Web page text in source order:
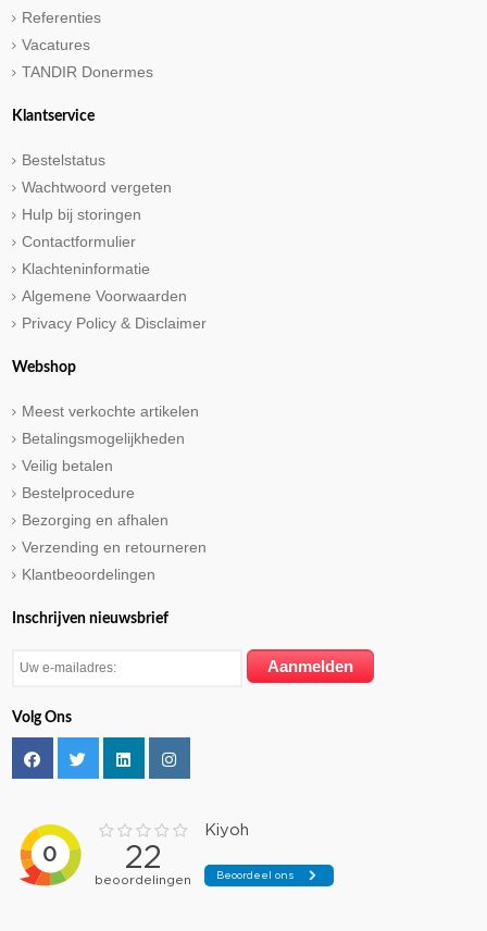
Referenties
Vacatures
TANDIR Donermes
Klantservice
Bestelstatus
Wachtwoord vergeten
Hulp bij storingen
Contactformulier
Klachteninformatie
Algemene Voorwaarden
Privacy Policy & Disclaimer
Webshop
Meest verkochte artikelen
Betalingsmogelijkheden
Veilig betalen
Bestelprocedure
Bezorging en afhalen
Verzending en retourneren
Klantbeoordelingen
Inschrijven nieuwsbrief
Volg Ons